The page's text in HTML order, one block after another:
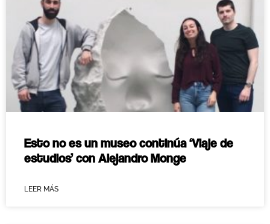
Esto no es un museo continúa ‘Viaje de
estudios’ con Alejandro Monge
LEER MÁS